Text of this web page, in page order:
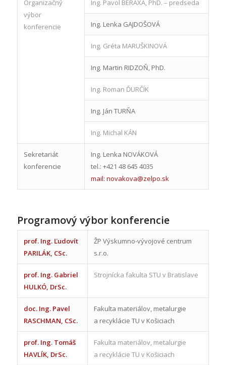
Organizačný
výbor
konferencie
Ing. Pavol BERAXA, PhD. – predseda
Ing. Lenka GAJDOŠOVÁ
Ing. Gréta MARUŠKINOVÁ
Ing. Martin RIDZOŇ, PhD.
Ing. Roman ĎURČÍK
Ing. Ján TURŇA
Ing. Michal KÁN
Sekretariát
konferencie
Ing. Lenka NOVÁKOVÁ
tel.: +421 48 645 4035
mail: novakova@zelpo.sk
Programový výbor konferencie
prof. Ing. Ľudovít
PARILÁK, CSc.
ŽP Výskumno-vývojové centrum
s.r.o.
prof. Ing. Gabriel
HULKÓ, DrSc.
Strojnícka fakulta STU v Bratislave
doc. Ing. Pavel
RASCHMAN, CSc.
Fakulta materiálov, metalurgie
a recyklácie TU v Košiciach
prof. Ing. Tomáš
HAVLÍK, DrSc.
Fakulta materiálov, metalurgie
a recyklácie TU v Košiciach